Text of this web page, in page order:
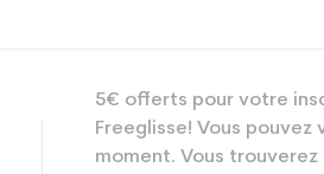
Utilisateur
Niveau
5€ offerts pour votre
Freeglisse! Vous
moment. Vous